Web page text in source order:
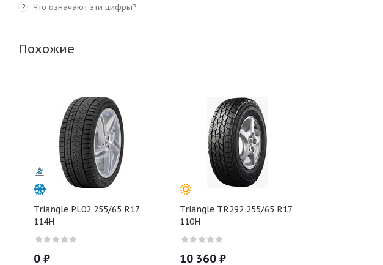
? Что означают эти цифры?
Похожие
Triangle PL02 255/65 R17
114H
0 ₽
Triangle TR292 255/65 R17
110H
10 360 ₽